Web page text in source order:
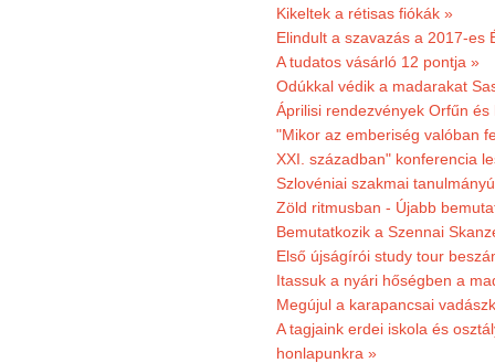
Kikeltek a rétisas fiókák »
Elindult a szavazás a 2017-es
A tudatos vásárló 12 pontja »
Odúkkal védik a madarakat
Áprilisi rendezvények Orfűn és
"Mikor az emberiség valóban
XXI. században" konferencia
Szlovéniai szakmai
Zöld ritmusban - Újabb
Bemutatkozik a Szennai
Első újságírói study tour
Itassuk a nyári hőségben a
Megújul a karapancsai
A tagjaink erdei iskola és
honlapunkra »